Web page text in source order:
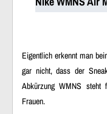
Eigentlich erkennt man
gar nicht, dass der
Abkürzung WMNS steht
Frauen.